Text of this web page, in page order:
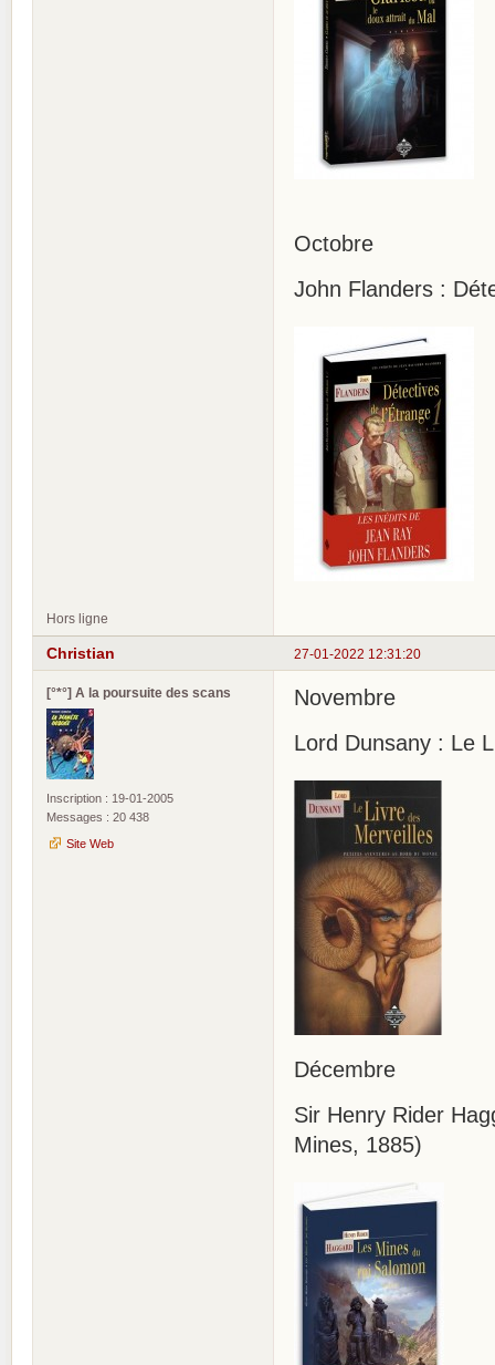
Octobre
John Flanders :
Hors ligne
27-01-2022 12:31:20
Christian
[°*°] A la poursuite des scans
Inscription : 19-01-2005
Messages : 20 438
Site Web
Novembre
Lord Dunsany : Le
Décembre
Sir Henry Rider
Mines, 1885)